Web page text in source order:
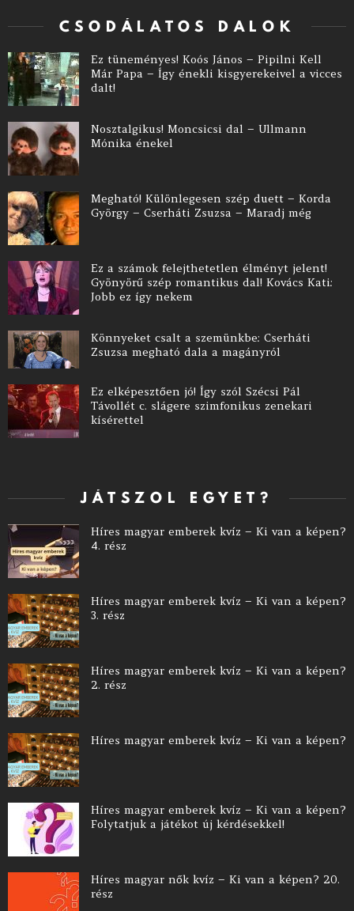
CSODÁLATOS DALOK
Ez tüneményes! Koós János – Pipilni Kell
Már Papa – Így énekli kisgyerekeivel a vicces
dalt!
Nosztalgikus! Moncsicsi dal – Ullmann
Mónika énekel
Megható! Különlegesen szép duett – Korda
György – Cserháti Zsuzsa – Maradj még
Ez a számok felejthetetlen élményt jelent!
Gyönyörű szép romantikus dal! Kovács Kati:
Jobb ez így nekem
Könnyeket csalt a szemünkbe: Cserháti
Zsuzsa megható dala a magányról
Ez elképesztően jó! Így szól Szécsi Pál
Távollét c. slágere szimfonikus zenekari
kísérettel
JÁTSZOL EGYET?
Híres magyar emberek kvíz – Ki van a képen?
4. rész
Híres magyar emberek kvíz – Ki van a képen?
3. rész
Híres magyar emberek kvíz – Ki van a képen?
2. rész
Híres magyar emberek kvíz – Ki van a képen?
Híres magyar emberek kvíz – Ki van a képen?
Folytatjuk a játékot új kérdésekkel!
Híres magyar nők kvíz – Ki van a képen? 20.
rész